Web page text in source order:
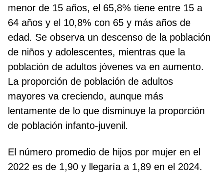
menor de 15 años, el 65,8% tiene entre 15 a
64 años y el 10,8% con 65 y más años de
edad. Se observa un descenso de la población
de niños y adolescentes, mientras que la
población de adultos jóvenes va en aumento.
La proporción de población de adultos
mayores va creciendo, aunque más
lentamente de lo que disminuye la proporción
de población infanto-juvenil.
El número promedio de hijos por mujer en el
2022 es de 1,90 y llegaría a 1,89 en el 2024.